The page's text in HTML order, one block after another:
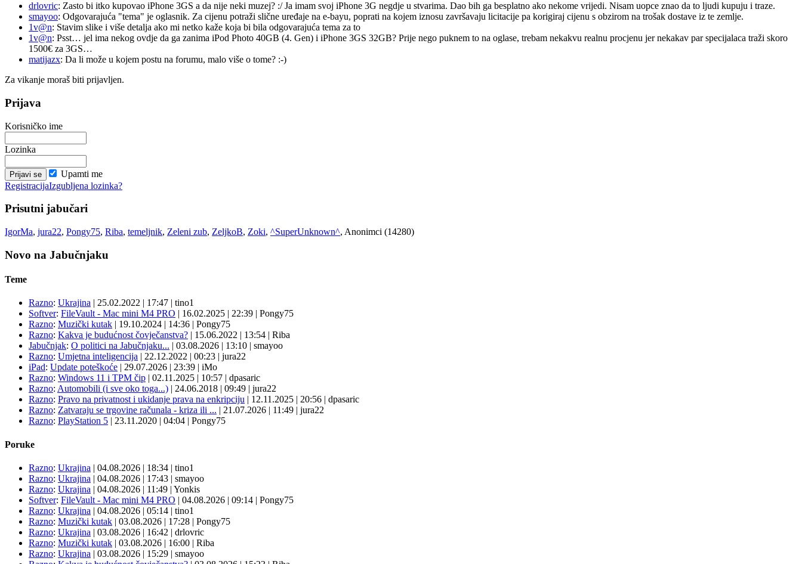
drlovric: Zasto bi itko kupovao iPhone 3GS a da nije neki muzej? :/ Ja imam svoj iPhone 3G negdje u stvarima. Dao bih ga besplatno ako nekome vrijedi. Nisam uopce znao da to ljudi kupuju i traze.
smayoo: Odgovarajuća "tema" je oglasnik. Za cijenu potraži slične uređaje na e-bayu, poprati na kojem iznosu završavaju licitacije pa korigiraj cijenu s obzirom na trošak dostave iz te zemlje.
1v@n: Stavim slike i više detalja ako mi netko kaže koja bi bila odgovarajuća tema za to
1v@n: Psst… jel ima nekog ovdje da ga zanima iPod Photo 40GB (4. Gen) i iPhone 3GS 32GB? Prije nego puknem to na oglase, trebam nekakvu realnu procjenu jer nekakav par specijalaca traži skoro
1500€ za 3GS…
matijazx: Da li može u kojem postu na forumu, malo više o tome? :-)
Za vikanje moraš biti prijavljen.
Prijava
Korisničko ime
Lozinka
Upamti me
RegistracijaIzgubljena lozinka?
Prisutni jabučari
IgorMa, jura22, Pongy75, Riba, temeljnik, Zeleni zub, ZeljkoB, Zoki, ^SuperUnknown^, Anonimci (14280)
Novo na Jabučnjaku
Teme
Razno: Ukrajina | 25.02.2022 | 17:47 | tino1
Softver: FileVault - Mac mini M4 PRO | 16.02.2025 | 22:39 | Pongy75
Razno: Muzički kutak | 19.10.2024 | 14:36 | Pongy75
Razno: Kakva je budućnost čovječanstva? | 15.06.2022 | 13:54 | Riba
Jabučnjak: O politici na Jabučnjaku... | 03.08.2026 | 13:10 | smayoo
Razno: Umjetna inteligencija | 22.12.2022 | 00:23 | jura22
iPad: Update poteškoće | 29.07.2026 | 23:39 | iMo
Razno: Windows 11 i TPM čip | 02.11.2025 | 10:57 | dpasaric
Razno: Automobili (i sve oko toga...) | 24.06.2018 | 09:49 | jura22
Razno: Pravo na privatnost i ukidanje prava na enkripciju | 12.11.2025 | 20:56 | dpasaric
Razno: Zatvaraju se trgovine računala - kriza ili ... | 21.07.2026 | 11:49 | jura22
Razno: PlayStation 5 | 23.11.2020 | 04:04 | Pongy75
Poruke
Razno: Ukrajina | 04.08.2026 | 18:34 | tino1
Razno: Ukrajina | 04.08.2026 | 17:43 | smayoo
Razno: Ukrajina | 04.08.2026 | 11:49 | Yonkis
Softver: FileVault - Mac mini M4 PRO | 04.08.2026 | 09:14 | Pongy75
Razno: Ukrajina | 04.08.2026 | 05:14 | tino1
Razno: Muzički kutak | 03.08.2026 | 17:28 | Pongy75
Razno: Ukrajina | 03.08.2026 | 16:42 | drlovric
Razno: Muzički kutak | 03.08.2026 | 16:00 | Riba
Razno: Ukrajina | 03.08.2026 | 15:29 | smayoo